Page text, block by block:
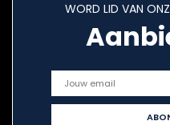
WORD LID VAN